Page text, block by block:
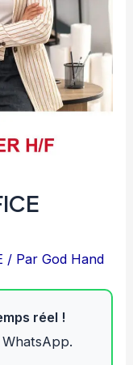
/ ParGod Hand
réel !